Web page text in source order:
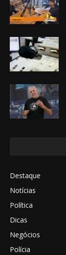
Destaque
Notícias
Política
Dicas
Negócios
Polícia